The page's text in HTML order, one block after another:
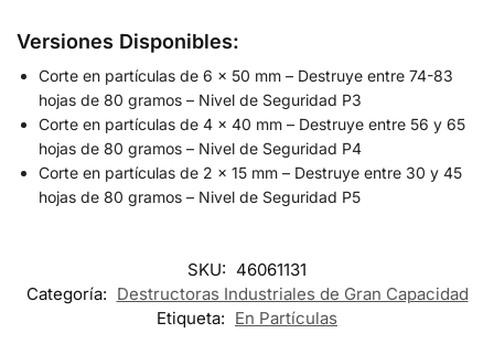
Versiones Disponibles:
Corte en partículas de 6 x 50 mm – Destruye entre 74-83
hojas de 80 gramos – Nivel de Seguridad P3
Corte en partículas de 4 x 40 mm – Destruye entre 56 y 65
hojas de 80 gramos – Nivel de Seguridad P4
Corte en partículas de 2 x 15 mm – Destruye entre 30 y 45
hojas de 80 gramos – Nivel de Seguridad P5
SKU: 46061131
Categoría: Destructoras Industriales de Gran Capacidad
Etiqueta: En Partículas